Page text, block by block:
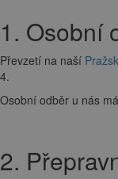
1. Osobní
Převzetí na naší
4.
Osobní odběr u nás
2.